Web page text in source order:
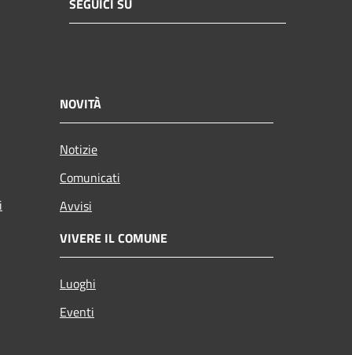
SEGUICI SU
NOVITÀ
Notizie
Comunicati
Avvisi
VIVERE IL COMUNE
Luoghi
Eventi